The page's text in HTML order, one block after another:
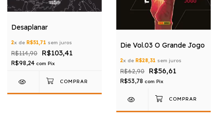
Desaplanar
2x de R$51,71 sem juros
R$114,90 R$103,41
R$98,24 com Pix
Die Vol.03 O Grande Jogo
2x de R$28,31 sem juros
R$62,90 R$56,61
R$53,78 com Pix